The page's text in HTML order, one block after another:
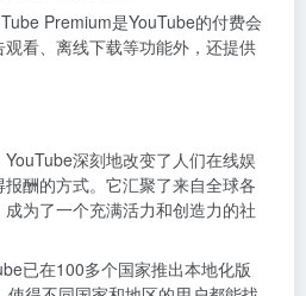
Premium是YouTube的付费会
观看、离线下载等功能外，还提供
YouTube深刻地改变了人们在线娱
酬的方式。它汇聚了来自全球各
为了一个充满活力和创造力的社
已在100多个国家推出本地化版